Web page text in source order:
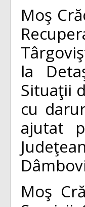
Moş
la
Situaţii
cu
ajutat
Moş